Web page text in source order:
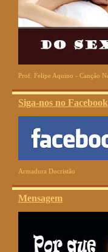
Prof. Felipe Aquino - Canção
Siga-nos no Facebook
Armadura Docristão
Mensagem